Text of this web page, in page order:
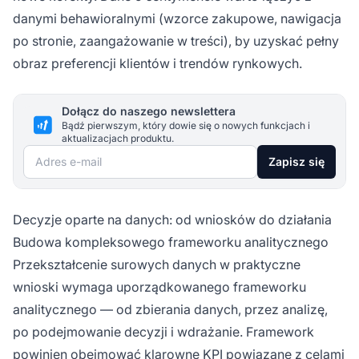
danymi behawioralnymi (wzorce zakupowe, nawigacja
po stronie, zaangażowanie w treści), by uzyskać pełny
obraz preferencji klientów i trendów rynkowych.
Dołącz do naszego newslettera
Bądź pierwszym, który dowie się o nowych funkcjach i
aktualizacjach produktu.
Adres e-mail Zapisz się
Decyzje oparte na danych: od wniosków do działania
Budowa kompleksowego frameworku analitycznego
Przekształcenie surowych danych w praktyczne
wnioski wymaga uporządkowanego frameworku
analitycznego — od zbierania danych, przez analizę,
po podejmowanie decyzji i wdrażanie. Framework
powinien obejmować klarowne KPI powiązane z celami